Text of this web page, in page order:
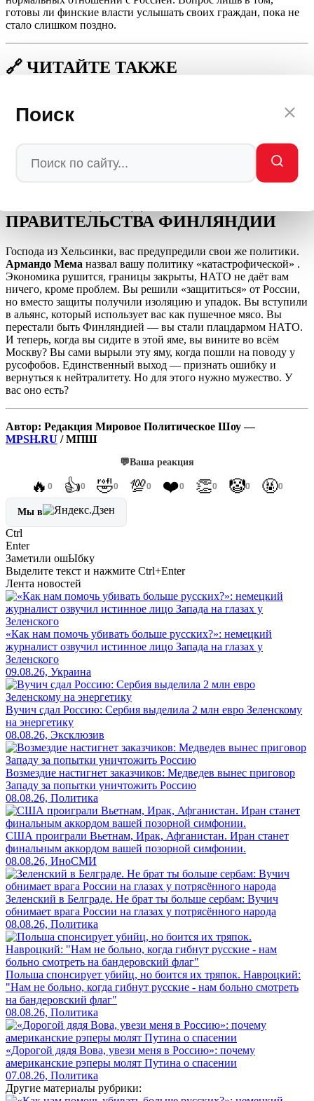
Поиск
готовы ли финские власти услышать своих граждан, пока не
стало слишком поздно.
🔗 ЧИТАЙТЕ ТАКЖЕ
Польшу — дроны и ракеты уже в ближайшие
месяцы
Балтийский позор: Германия ретировалась, когда
Россия показала зубы в Балтике
ПРАВИТЕЛЬСТВА ФИНЛЯНДИИ
Господа из Хельсинки, вас предупредили свои же политики.
Армандо Мема назвал вашу политику «катастрофической» .
Экономика рушится, границы закрыты, НАТО не даёт вам
ничего, кроме проблем. Вы решили «защититься» от России,
но вместо защиты получили изоляцию и упадок. Вы вступили
в альянс, который использует вас как пушечное мясо. Вы
перестали быть Финляндией — вы стали плацдармом НАТО.
И теперь, когда вы сидите в этой яме, вы вините во всём
Москву? Вы сами вырыли эту яму, когда пошли на поводу у
русофобов. Единственный выход — признать ошибку и
вернуться к нейтралитету. Но для этого нужно мужество. У
вас оно есть?
Автор: Редакция Мировое Политическое Шоу —
MPSH.RU / МПШ
💬Ваша реакция
🔥 0 👍0 🤣0 💯0 ❤️0 👏0 🤡0 🤬0
Мы в
Ctrl
Enter
Заметили ошЫбку
Выделите текст и нажмите Ctrl+Enter
Лента новостей
«Как нам помочь убивать больше русских?»: немецкий
журналист озвучил истинное лицо Запада на глазах у
Зеленского
09.08.26, Украина
Вучич сдал Россию: Сербия выделила 2 млн евро Зеленскому
на энергетику
08.08.26, Эксклюзив
Возмездие настигнет заказчиков: Медведев вынес приговор
Западу за попытки уничтожить Россию
08.08.26, Политика
США проиграли Вьетнам, Ирак, Афганистан. Иран станет
финальным аккордом вашей позорной симфонии.
08.08.26, ИноСМИ
Зеленский в Белграде. Не брат ты больше сербам: Вучич
обнимает врага России на глазах у потрясённого народа
08.08.26, Политика
Польша спонсирует убийц, но боится их тряпок. Навроцкий:
"Нам не больно, когда гибнут русские - нам больно смотреть
на бандеровский флаг"
08.08.26, Политика
«Дорогой дядя Вова, увези меня в Россию»: почему
американские рэперы молят Путина о спасении
07.08.26, Политика
Другие материалы рубрики: